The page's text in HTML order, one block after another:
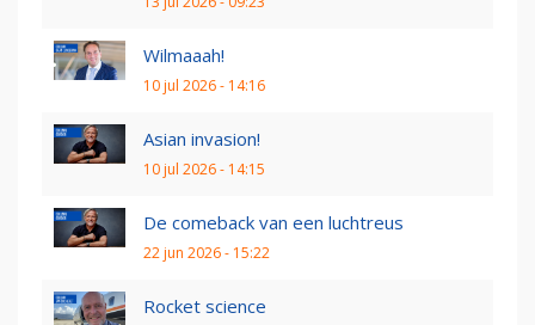
Wilmaaah!
10 jul 2026 - 14:16
Asian invasion!
10 jul 2026 - 14:15
De comeback van een luchtreus
22 jun 2026 - 15:22
Rocket science